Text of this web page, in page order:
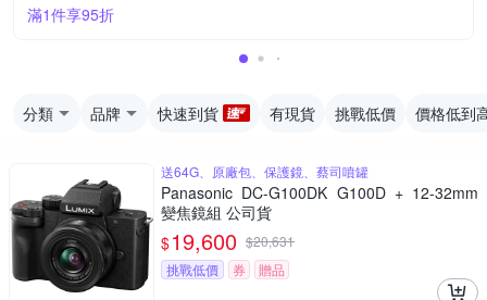
滿1件享95折
分類 品牌 快速到貨 有現貨 挑戰低價 價格低到
送64G、原廠包、保護鏡、蔡司噴罐
Panasonic DC-G100DK G100D + 12-32mm
變焦鏡組 公司貨
$19,600 $20,631
挑戰低價
券 贈品